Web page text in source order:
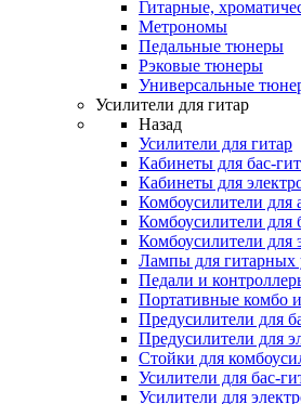
Гитарные,
Метрономы
Педальные тюнеры
Рэковые тюнеры
Универсальные
Усилители для гитар
Назад
Усилители для гитар
Кабинеты для бас-
Кабинеты для
Комбоусилители для
Комбоусилители для
Комбоусилители для
Лампы для гитарных
Педали и
Портативные комбо
Предусилители для
Предусилители для
Стойки для
Усилители для бас-
Усилители для